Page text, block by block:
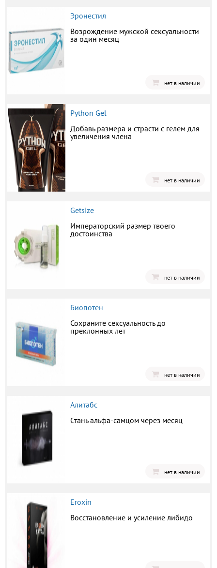
Эронестил
Возрождение мужской сексуальности
за один месяц
нет в наличии
Python Gel
Добавь размера и страсти с гелем для
увеличения члена
нет в наличии
Getsize
Императорский размер твоего
достоинства
нет в наличии
Биопотен
Сохраните сексуальность до
преклонных лет
нет в наличии
Алитабс
Стань альфа-самцом через месяц
нет в наличии
Eroxin
Восстановление и усиление либидо